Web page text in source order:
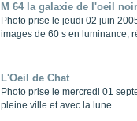
M 64 la galaxie de l'oeil noir
Photo prise le jeudi 02 juin
images de 60 s en luminance,
L'Oeil de Chat
Photo prise le mercredi 01
pleine ville et avec la lune...